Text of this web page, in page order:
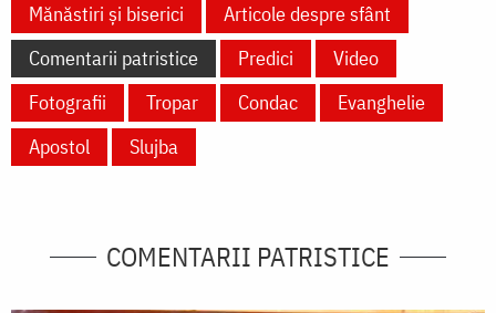
Mănăstiri și biserici
Articole despre sfânt
Comentarii patristice
Predici
Video
Fotografii
Tropar Condac
Evanghelie
Apostol
Slujba
COMENTARII PATRISTICE